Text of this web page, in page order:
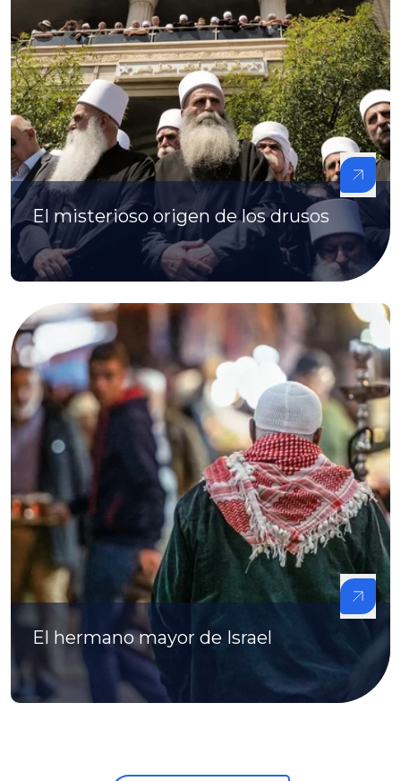
El misterioso origen de los drusos
El hermano mayor de Israel